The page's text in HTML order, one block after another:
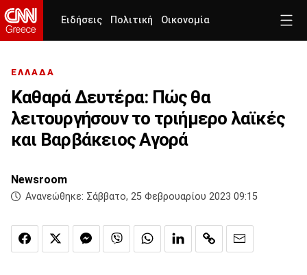
Ειδήσεις Πολιτική Οικονομία
ΕΛΛΑΔΑ
Καθαρά Δευτέρα: Πώς θα
λειτουργήσουν το τριήμερο λαϊκές
και Βαρβάκειος Αγορά
Newsroom
Ανανεώθηκε: Σάββατο, 25 Φεβρουαρίου 2023 09:15